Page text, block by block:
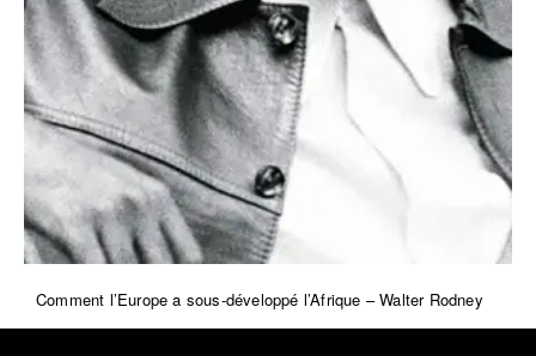
Comment l’Europe a sous-développé l’Afrique – Walter Rodney